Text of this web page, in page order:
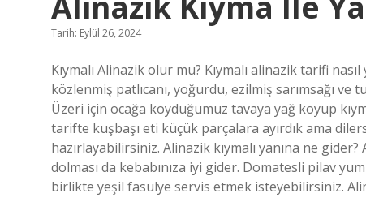
Tarih: Eylül 26, 2024
Kıymalı Alinazik olur mu? Kıymalı alinazik tarifi
közlenmiş patlıcanı, yoğurdu, ezilmiş sarımsağı ve
Üzeri için ocağa koyduğumuz tavaya yağ koyup
tarifte kuşbaşı eti küçük parçalara ayırdık ama
hazırlayabilirsiniz. Alinazik kıymalı yanına ne
dolması da kebabınıza iyi gider. Domatesli pilav
birlikte yeşil fasulye servis etmek isteyebilirsiniz.